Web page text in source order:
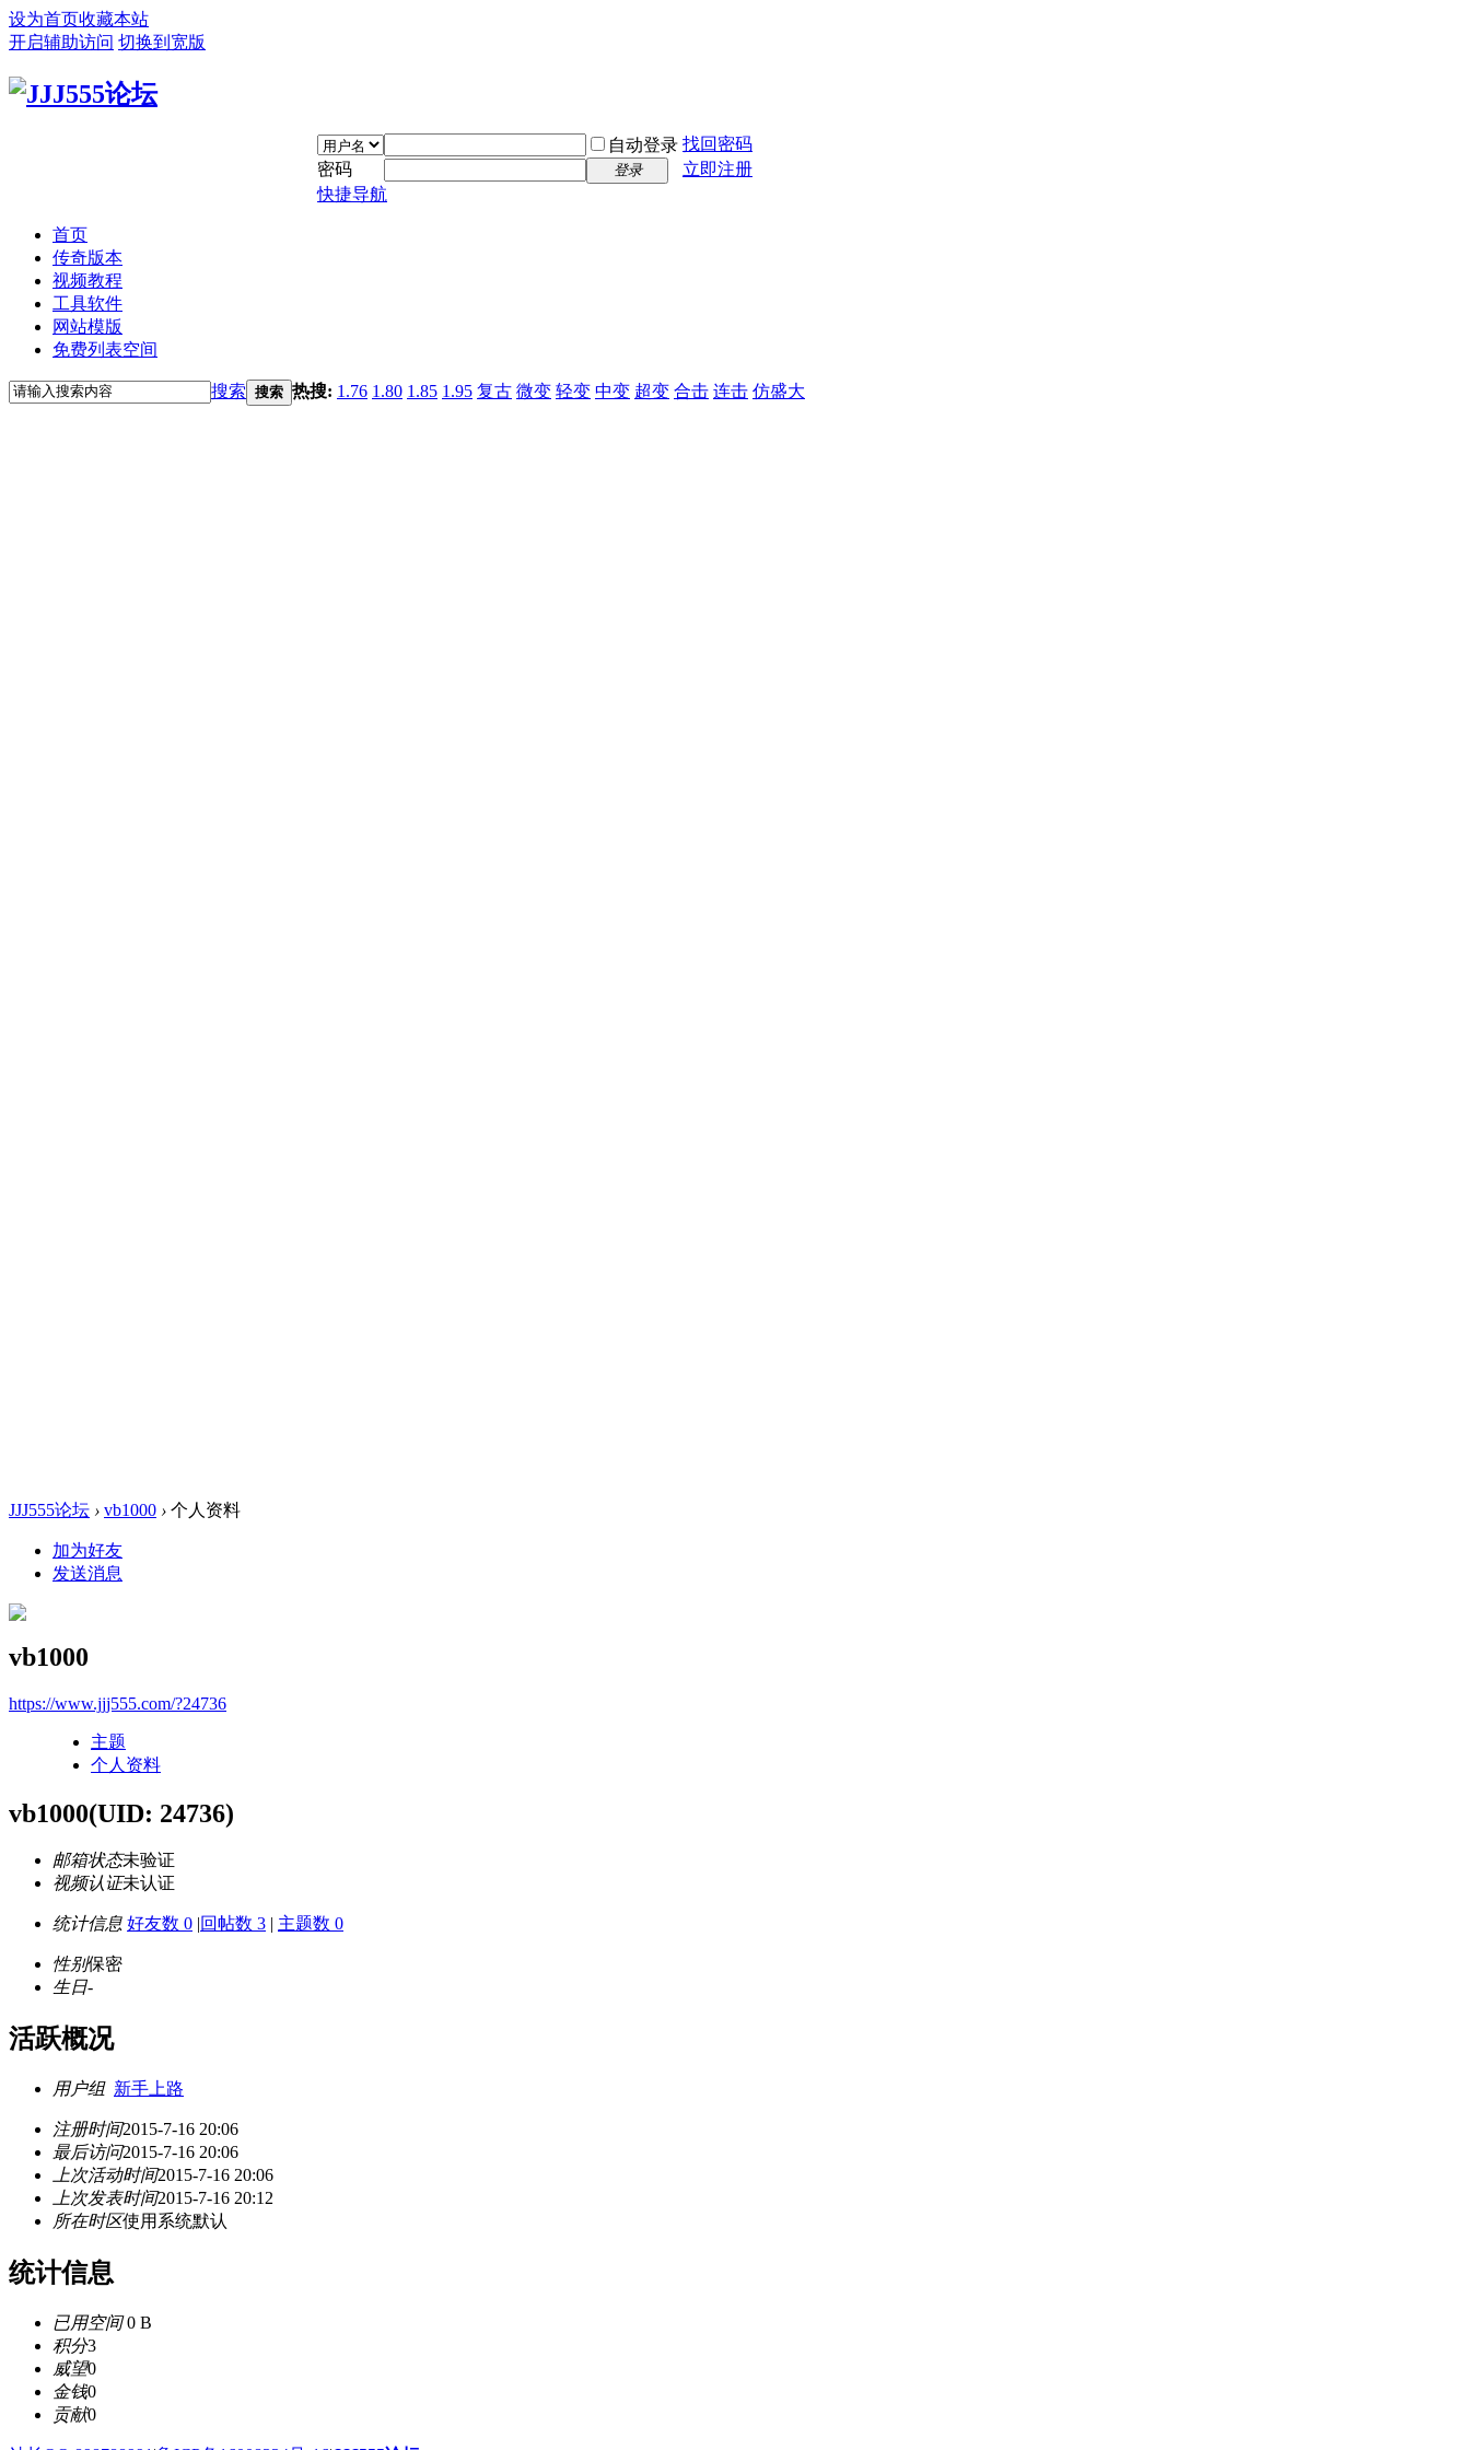
设为首页收藏本站
开启辅助访问 切换到宽版
自动登录 找回密码
密码
登录
立即注册
快捷导航
首页
传奇版本
视频教程
工具软件
网站模版
免费列表空间
搜索 搜索 热搜: 1.76 1.80 1.85 1.95 复古 微变 轻变 中变 超变 合击 连击 仿盛大
JJJ555论坛 › vb1000 › 个人资料
加为好友
发送消息
vb1000
https://www.jjj555.com/?24736
主题
个人资料
vb1000(UID: 24736)
邮箱状态未验证
视频认证未认证
统计信息 好友数 0 |回帖数 3 | 主题数 0
性别保密
生日-
活跃概况
用户组 新手上路
注册时间2015-7-16 20:06
最后访问2015-7-16 20:06
上次活动时间2015-7-16 20:06
上次发表时间2015-7-16 20:12
所在时区使用系统默认
统计信息
已用空间0 B
积分3
威望0
金钱0
贡献0